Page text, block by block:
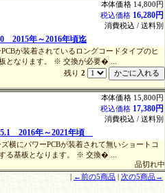
本体価格 14,800円
税込価格 16,280円
消費税込 / 送料別
2015年～2016年頃迄
が装着されているロングコードタイプのヒ
となります。 ※ 交換が必要� ...
残り 2
本体価格 15,800円
税込価格 17,380円
消費税込 / 送料別
2016年～2021年頃
にパワーPCBが装着されて無いショートコ
る基板となります。 ※ 交換� ...
品切れ中
←前の5商品 次の5商品→